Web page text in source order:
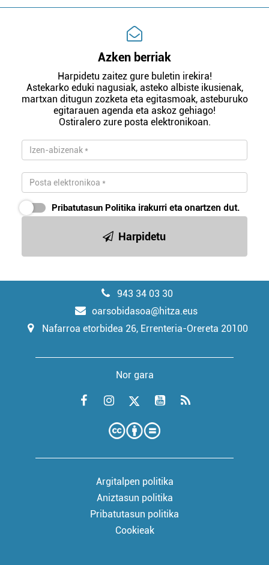
Azken berriak
Harpidetu zaitez gure buletin irekira!
Astekarko eduki nagusiak, asteko albiste ikusienak,
martxan ditugun zozketa eta egitasmoak, asteburuko
egitarauen agenda eta askoz gehiago!
Ostiralero zure posta elektronikoan.
Pribatutasun Politika irakurri eta onartzen dut.
Harpidetu
943 34 03 30
oarsobidasoa@hitza.eus
Nafarroa etorbidea 26, Errenteria-Orereta 20100
Nor gara
Argitalpen politika
Aniztasun politika
Pribatutasun politika
Cookieak